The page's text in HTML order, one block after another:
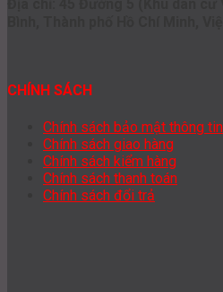
CHÍNH SÁCH
Chính sách bảo mật thông tin
Chính sách giao hàng
Chính sách kiểm hàng
Chính sách thanh toán
Chính sách đổi trả